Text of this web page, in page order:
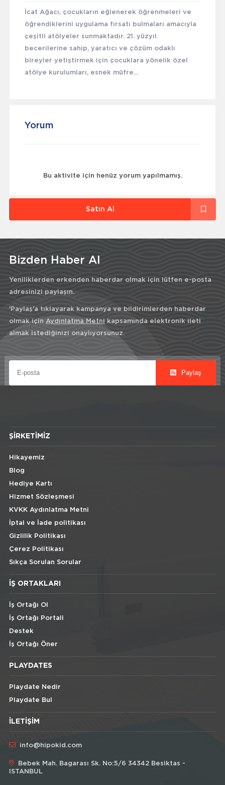
İcat Ağacı, çocukların eğlenerek öğrenmeleri ve
öğrendiklerini uygulama fırsatı bulmaları amacıyla
çeşitli atölyeler sunmaktadır. 21. yüzyıl
becerilerine sahip, yaratıcı ve çözüm odaklı
bireyler yetiştirmek için çocuklara yönelik özel
atölye kurulumları, esnek müfre...
Yorum
Bu aktivite için henüz yorum yapılmamış.
Satın Al
Bizden Haber Al
Yeniliklerden erkenden haberdar olmak için lütfen e-posta
adresinizi paylaşın.
'Paylaş'a tıklayarak kampanya ve bildirimlerden haberdar
olmak için Aydınlatma Metni kapsamında elektronik ileti
almak istediğinizi onaylıyorsunuz.
Paylaş
ŞIRKETIMIZ
Hikayemiz
Blog
Hediye Kartı
Hizmet Sözleşmesi
KVKK Aydınlatma Metni
İptal ve İade politikası
Gizlilik Politikası
Çerez Politikası
Sıkça Sorulan Sorular
İŞ ORTAKLARI
İş Ortağı Ol
İş Ortağı Portali
Destek
İş Ortağı Öner
PLAYDATES
Playdate Nedir
Playdate Bul
İLETIŞIM
info@hipokid.com
Bebek Mah. Bagarası Sk. No:5/6 34342 Besiktas -
ISTANBUL